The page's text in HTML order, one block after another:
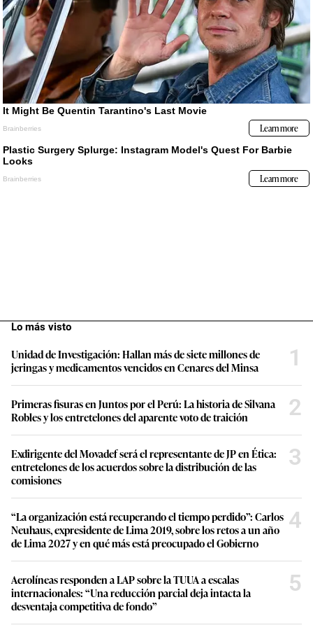
Lo más visto
Unidad de Investigación: Hallan más de siete millones de
jeringas y medicamentos vencidos en Cenares del Minsa
1
Primeras fisuras en Juntos por el Perú: La historia de Silvana
Robles y los entretelones del aparente voto de traición
2
Exdirigente del Movadef será el representante de JP en Ética:
entretelones de los acuerdos sobre la distribución de las
comisiones
3
“La organización está recuperando el tiempo perdido”: Carlos
Neuhaus, expresidente de Lima 2019, sobre los retos a un año
de Lima 2027 y en qué más está preocupado el Gobierno
4
Aerolíneas responden a LAP sobre la TUUA a escalas
internacionales: “Una reducción parcial deja intacta la
desventaja competitiva de fondo”
5